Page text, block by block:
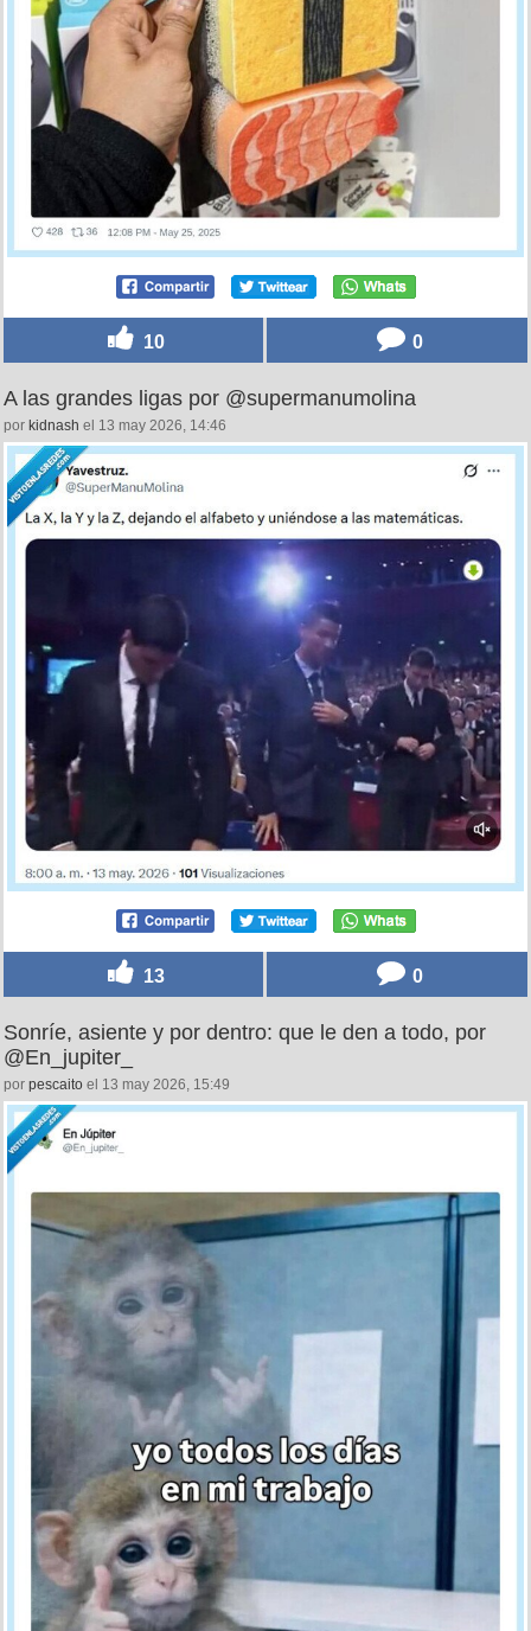
10 0
A las grandes ligas por @supermanumolina
por kidnash el 13 may 2026, 14:46
13 0
Sonríe, asiente y por dentro: que le den a todo, por
@En_jupiter_
por pescaito el 13 may 2026, 15:49